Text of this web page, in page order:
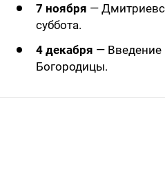
7 ноября —
суббота.
4 декабря — Введение
Богородицы.